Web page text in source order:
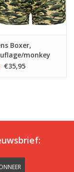
Boxer,
monkey
€35,95